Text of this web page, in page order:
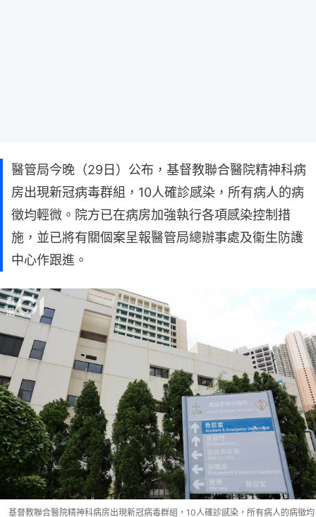
醫管局今晚（29日）公布，基督教聯合醫院精神科病
房出現新冠病毒群組，10人確診感染，所有病人的病
徵均輕微。院方已在病房加強執行各項感染控制措
施，並已將有關個案呈報醫管局總辦事處及衞生防護
中心作跟進。
基督教聯合醫院精神科病房出現新冠病毒群組，10人確診感染，所有病人的病徵均